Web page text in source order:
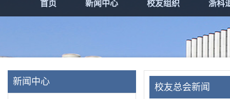
首页 新闻中心 校友组织 浙科
新闻中心
校友总会新闻